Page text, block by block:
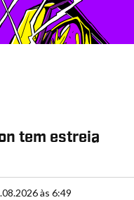
tem estreia
às 6:49